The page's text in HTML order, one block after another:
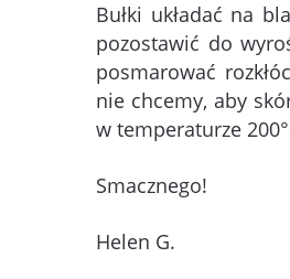
Bułki układać na
pozostawić do
posmarować
nie chcemy, aby
w temperaturze
Smacznego!
Helen G.